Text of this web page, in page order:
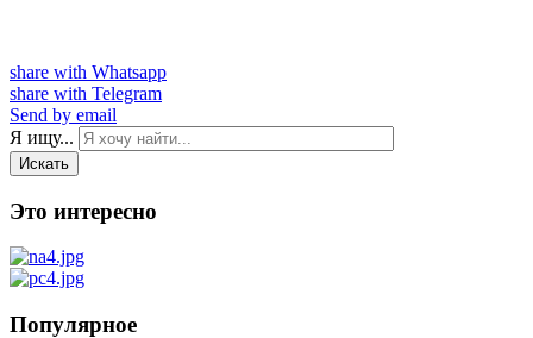
share with Whatsapp
share with Telegram
Send by email
Я ищу...
Искать
Это интересно
Популярное